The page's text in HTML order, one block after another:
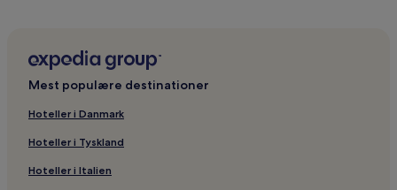
Mest populære destinationer
Hoteller i Danmark
Hoteller i Tyskland
Hoteller i Italien